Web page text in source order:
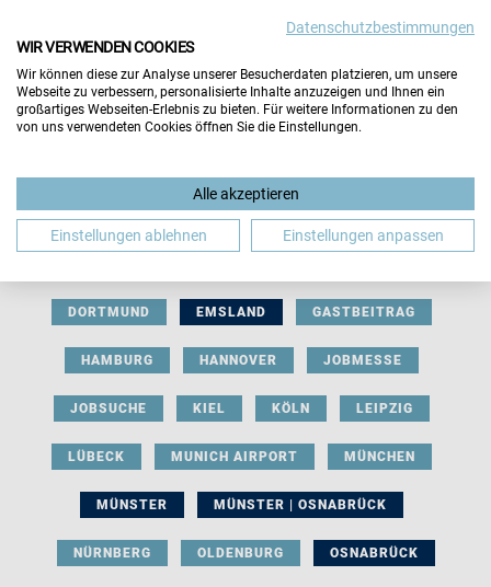
BERUFLICHE ORIENTIERUNG BEWERBUNG
DORTMUND EMSLAND GASTBEITRAG
HAMBURG HANNOVER JOBMESSE
JOBSUCHE KIEL KÖLN LEIPZIG
LÜBECK MUNICH AIRPORT MÜNCHEN
MÜNSTER MÜNSTER | OSNABRÜCK
NÜRNBERG OLDENBURG OSNABRÜCK
Datenschutzbestimmungen
WIR VERWENDEN COOKIES
Wir können diese zur Analyse unserer Besucherdaten platzieren, um unsere
Webseite zu verbessern, personalisierte Inhalte anzuzeigen und Ihnen ein
großartiges Webseiten-Erlebnis zu bieten. Für weitere Informationen zu den
von uns verwendeten Cookies öffnen Sie die Einstellungen.
Alle akzeptieren
Einstellungen ablehnen Einstellungen anpassen